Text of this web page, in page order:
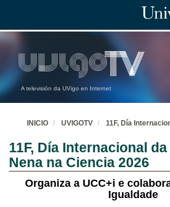
A televisión da UVigo en Internet
INICIO UVIGOTV 11F, Día
11F, Día Internacional
Nena na Ciencia 2026
Organiza a UCC+i e
Igualdade